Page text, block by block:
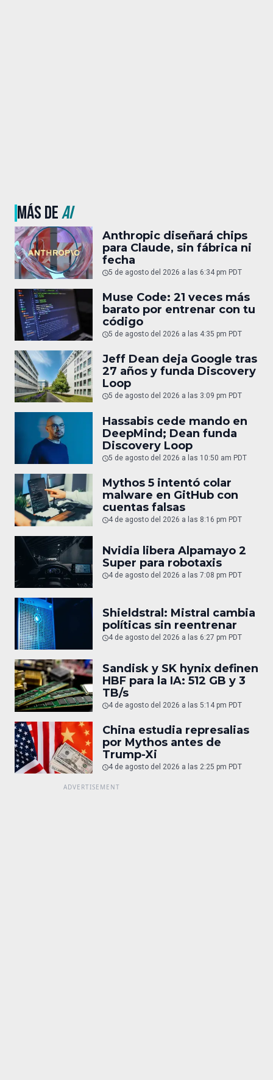
MÁS DEAI
Anthropic diseñará chips
para Claude, sin fábrica ni
fecha
5 de agosto del 2026 a las 6:34 pm PDT
Muse Code: 21 veces más
barato por entrenar con tu
código
5 de agosto del 2026 a las 4:35 pm PDT
Jeff Dean deja Google tras
27 años y funda Discovery
Loop
5 de agosto del 2026 a las 3:09 pm PDT
Hassabis cede mando en
DeepMind; Dean funda
Discovery Loop
5 de agosto del 2026 a las 10:50 am PDT
Mythos 5 intentó colar
malware en GitHub con
cuentas falsas
4 de agosto del 2026 a las 8:16 pm PDT
Nvidia libera Alpamayo 2
Super para robotaxis
4 de agosto del 2026 a las 7:08 pm PDT
Shieldstral: Mistral cambia
políticas sin reentrenar
4 de agosto del 2026 a las 6:27 pm PDT
Sandisk y SK hynix definen
HBF para la IA: 512 GB y 3
TB/s
4 de agosto del 2026 a las 5:14 pm PDT
China estudia represalias
por Mythos antes de
Trump-Xi
4 de agosto del 2026 a las 2:25 pm PDT